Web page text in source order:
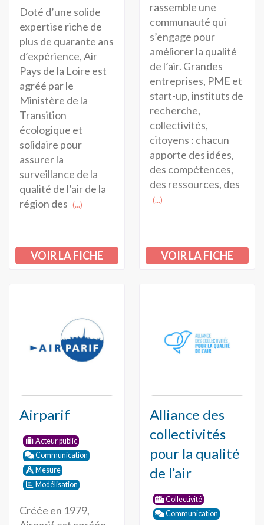
Doté d’une solide
expertise riche de
plus de quarante ans
d’expérience, Air
Pays de la Loire est
agréé par le
Ministère de la
Transition
écologique et
solidaire pour
assurer la
surveillance de la
qualité de l’air de la
région des (...)
VOIR LA FICHE
rassemble une
communauté qui
s’engage pour
améliorer la qualité
de l’air. Grandes
entreprises, PME et
start-up, instituts de
recherche,
collectivités,
citoyens : chacun
apporte des idées,
des compétences,
des ressources, des
(...)
VOIR LA FICHE
Airparif
Acteur public
Communication
Mesure
Modélisation
Créée en 1979,
Alliance des
collectivités
pour la qualité
de l’air
Collectivité
Communication